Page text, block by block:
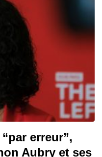
erreur”,
Aubry et ses